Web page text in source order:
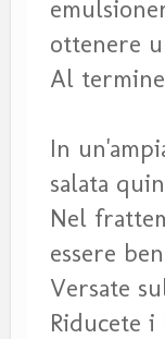
ottenere
Al
In
salata
Nel
essere
Versate
Riducete